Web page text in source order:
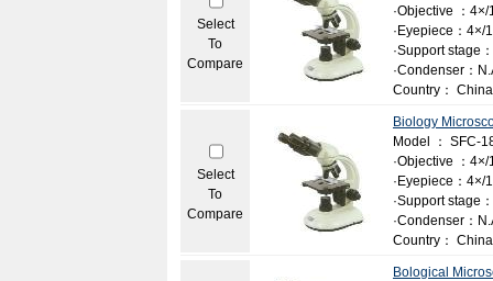
Select
To
Compare
·Objective ：
·Eyepiece：4×/
·Support stage
·Condenser：
Country： China
Select
To
Compare
Biology
Model ： SFC-
·Objective ：
·Eyepiece：4×/
·Support stage
·Condenser：
Country： China
Bological